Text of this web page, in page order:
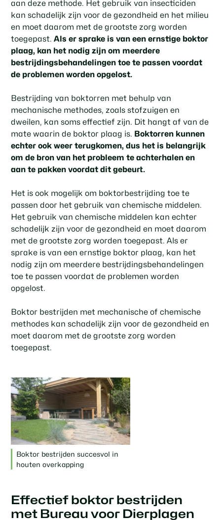
aan deze methode. Het gebruik van insecticiden
kan schadelijk zijn voor de gezondheid en het milieu
en moet daarom met de grootste zorg worden
toegepast.Als er sprake is van een ernstige boktor
plaag, kan het nodig zijn om meerdere
bestrijdingsbehandelingen toe te passen voordat
de problemen worden opgelost.
Bestrijding van boktorren met behulp van
mechanische methodes, zoals stofzuigen en
dweilen, kan soms effectief zijn. Dit hangt af van de
mate waarin de boktor plaag is. Boktorren kunnen
echter ook weer terugkomen, dus het is belangrijk
om de bron van het probleem te achterhalen en
aan te pakken voordat dit gebeurt.
Het is ook mogelijk om boktorbestrijding toe te
passen door het gebruik van chemische middelen.
Het gebruik van chemische middelen kan echter
schadelijk zijn voor de gezondheid en moet daarom
met de grootste zorg worden toegepast. Als er
sprake is van een ernstige boktor plaag, kan het
nodig zijn om meerdere bestrijdingsbehandelingen
toe te passen voordat de problemen worden
opgelost.
Boktor bestrijden met mechanische of chemische
methodes kan schadelijk zijn voor de gezondheid en
moet daarom met de grootste zorg worden
toegepast.
Boktor bestrijden succesvol in
houten overkapping
Effectief boktor bestrijden
met Bureau voor Dierplagen